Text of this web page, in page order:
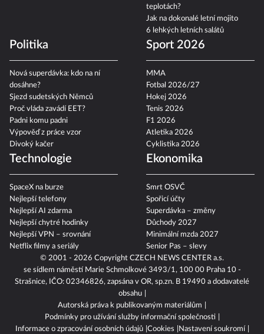
© 2001 - 2026 Copyright CZECH NEWS CENTER a.s.
se sídlem náměstí Marie Schmolkové 3493/1, 100 00 Praha 10 -
Strašnice, IČO: 02346826, zapsána v OR, sp.zn. B 19490 a dodavatelé
obsahu
Autorská práva k publikovaným materiálům
Podmínky pro užívání služby informační společnosti
Informace o zpracování osobních údajů Cookies Nastavení soukromí
teplotách?
Jak na dokonalé letní mojito
6 lehkých letních salátů
Politika
Nová superdávka: kdo na ní
dosáhne?
Sjezd sudetských Němců
Proč vláda zavádí EET?
Padni komu padni
Výpověď z práce vzor
Divoký kačer
Sport 2026
MMA
Fotbal 2026/27
Hokej 2026
Tenis 2026
F1 2026
Atletika 2026
Cyklistika 2026
Technologie
SpaceX na burze
Nejlepší telefony
Nejlepší AI zdarma
Nejlepší chytré hodinky
Nejlepší VPN – srovnání
Netflix filmy a seriály
Ekonomika
Smrt OSVČ
Spořicí účty
Superdávka – změny
Důchody 2027
Minimální mzda 2027
Senior Pas – slevy